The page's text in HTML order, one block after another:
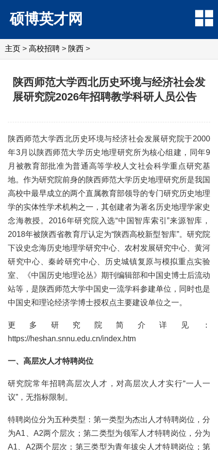
硕博英才网
主页 > 高校招聘 > 陕西 >
陕西师范大学西北历史环境与经济社会发
展研究院2026年招聘教学科研人员公告
陕西师范大学西北历史环境与经济社会发展研究院于2000
年3月以陕西师范大学历史地理研究所为核心组建，同年9
月被教育部批准为普通高等学校人文社会科学重点研究基
地。作为研究院前身的陕西师范大学历史地理研究所是我国
高校中最早成立的两个直属教育部领导的专门研究历史地理
学的实体性学术机构之一，其创建者为著名历史地理学家史
念海教授。2016年研究院入选“中国智库索引”来源智库，
2018年被陕西省教育厅认定为“陕西高校新型智库”。研究院
下设史念海历史地理学研究中心、农村发展研究中心、黄河
研究中心、秦岭研究中心、历史城镇复原与模拟重点实验
室、《中国历史地理论丛》期刊编辑部和中国史博士后流动
站等，是陕西师范大学中国史一流学科参建单位，同时也是
中国史和理论经济学博士授权点主要建设单位之一。
更多研究院简介详见：
https://heshan.snnu.edu.cn/index.htm
一、高层次人才特聘岗位
研究院常年招聘高层次人才，对高层次人才实行“一人一
议”，无指标限制。
特聘岗位分为五种类型：第一类型为杰出人才特聘岗位，分
为A1、A2两个层次；第二类型为领军人才特聘岗位，分为
A1、A2两个层次；第三类型为青年拔尖人才特聘岗位；第